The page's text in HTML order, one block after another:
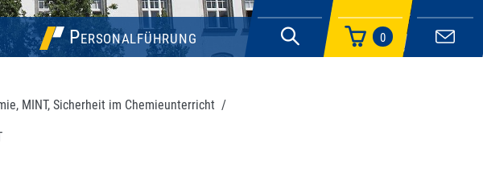
Personalführung 0
MINT, Sicherheit im Chemieunterricht /